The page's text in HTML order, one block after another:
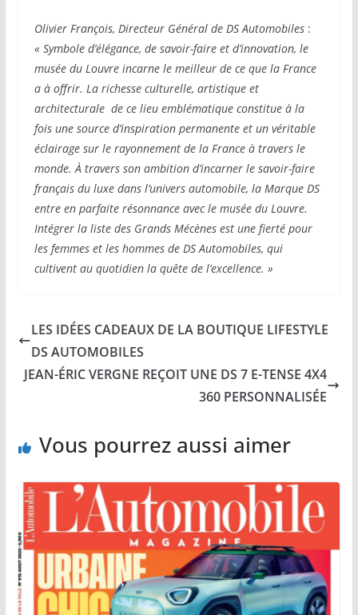
Olivier François, Directeur Général de DS Automobiles:
« Symbole d’élégance, de savoir-faire et d’innovation, le
musée du Louvre incarne le meilleur de ce que la France
a à offrir. La richesse culturelle, artistique et
architecturale de ce lieu emblématique constitue à la
fois une source d’inspiration permanente et un véritable
éclairage sur le rayonnement de la France à travers le
monde. À travers son ambition d’incarner le savoir-faire
français du luxe dans l’univers automobile, la Marque DS
entre en parfaite résonnance avec le musée du Louvre.
Intégrer la liste des Grands Mécènes est une fierté pour
les femmes et les hommes de DS Automobiles, qui
cultivent au quotidien la quête de l’excellence. »
LES IDÉES CADEAUX DE LA BOUTIQUE LIFESTYLE
DS AUTOMOBILES
JEAN-ÉRIC VERGNE REÇOIT UNE DS 7 E-TENSE 4X4
360 PERSONNALISÉE
Vous pourrez aussi aimer